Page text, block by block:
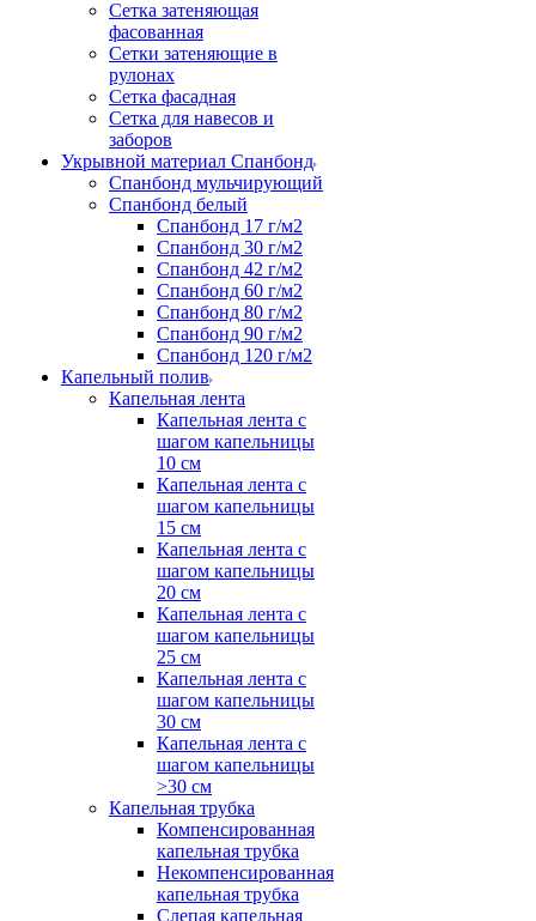
Сетка затеняющая
фасованная
Сетки затеняющие в
рулонах
Сетка фасадная
Сетка для навесов и
заборов
Укрывной материал Спанбонд
Спанбонд мульчирующий
Спанбонд белый
Спанбонд 17 г/м2
Спанбонд 30 г/м2
Спанбонд 42 г/м2
Спанбонд 60 г/м2
Спанбонд 80 г/м2
Спанбонд 90 г/м2
Спанбонд 120 г/м2
Капельный полив
Капельная лента
Капельная лента с
шагом капельницы
10 см
Капельная лента с
шагом капельницы
15 см
Капельная лента с
шагом капельницы
20 см
Капельная лента с
шагом капельницы
25 см
Капельная лента с
шагом капельницы
30 см
Капельная лента с
шагом капельницы
>30 см
Капельная трубка
Компенсированная
капельная трубка
Некомпенсированная
капельная трубка
Слепая капельная